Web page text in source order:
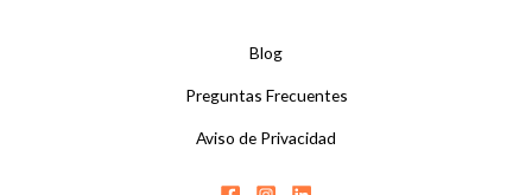
Blog
Preguntas Frecuentes
Aviso de Privacidad